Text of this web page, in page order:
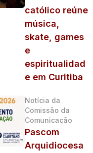
católico reúne
música,
skate, games
e
espiritualidad
e em Curitiba
Notícia da
Comissão da
Comunicação
Pascom
Arquidiocesa